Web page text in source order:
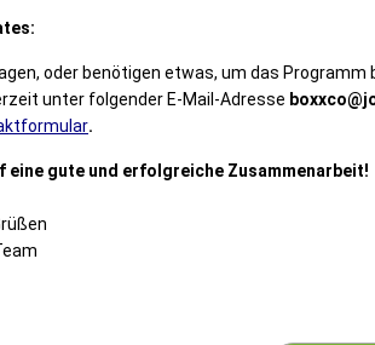
oder benötigen etwas, um das Programm
unter folgender E-Mail-Adresse
.
eine gute und erfolgreiche Zusammenarbeit!